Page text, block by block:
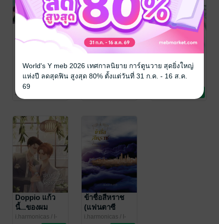
จ้าวเวนไตย
i.harmonicas/ I-
Harmonicas
นิยายวาย Boy
Love / Yaoi
4 Rating
สมุทร (เล่ม 2 -
เล่มจบพร้อม
i.harmonicas/ I-
Love / Yaoi
เลอสรวงเหนือ
สมุทร (เล่ม 1)
i.harmonicas
Love / Yaoi
Doppio แก้ว
นี้...ของผม
[Yaoi/Romantic]
i.harmonicas / I-
ข้าชื่อสีหราช
(แฟนตาซี
พีเรียด)
i.harmonicas / I-
World's Y meb 2026 เทศกาลนิยาย การ์ตูนวาย สุดยิ่งใหญ่
แห่งปี ลดสุดฟิน สูงสุด 80% ตั้งแต่วันที่ 31 ก.ค. - 16 ส.ค.
69